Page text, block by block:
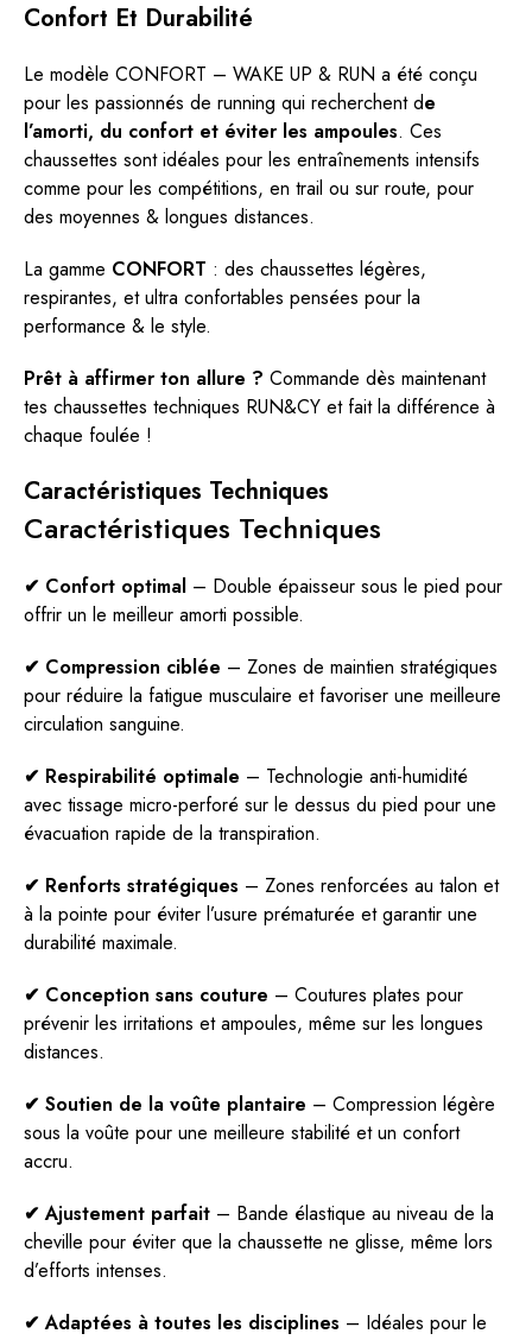
Confort Et Durabilité
Le modèle CONFORT – WAKE UP & RUN a été conçu
pour les passionnés de running qui recherchent de
l’amorti, du confort et éviter les ampoules. Ces
chaussettes sont idéales pour les entraînements intensifs
comme pour les compétitions, en trail ou sur route, pour
des moyennes & longues distances.
La gamme CONFORT : des chaussettes légères,
respirantes, et ultra confortables pensées pour la
performance & le style.
Prêt à affirmer ton allure ? Commande dès maintenant
tes chaussettes techniques RUN&CY et fait la différence à
chaque foulée !
Caractéristiques Techniques
Caractéristiques Techniques
✔ Confort optimal – Double épaisseur sous le pied pour
offrir un le meilleur amorti possible.
✔ Compression ciblée – Zones de maintien stratégiques
pour réduire la fatigue musculaire et favoriser une meilleure
circulation sanguine.
✔ Respirabilité optimale – Technologie anti-humidité
avec tissage micro-perforé sur le dessus du pied pour une
évacuation rapide de la transpiration.
✔ Renforts stratégiques – Zones renforcées au talon et
à la pointe pour éviter l’usure prématurée et garantir une
durabilité maximale.
✔ Conception sans couture – Coutures plates pour
prévenir les irritations et ampoules, même sur les longues
distances.
✔ Soutien de la voûte plantaire – Compression légère
sous la voûte pour une meilleure stabilité et un confort
accru.
✔ Ajustement parfait – Bande élastique au niveau de la
cheville pour éviter que la chaussette ne glisse, même lors
d’efforts intenses.
✔ Adaptées à toutes les disciplines – Idéales pour le